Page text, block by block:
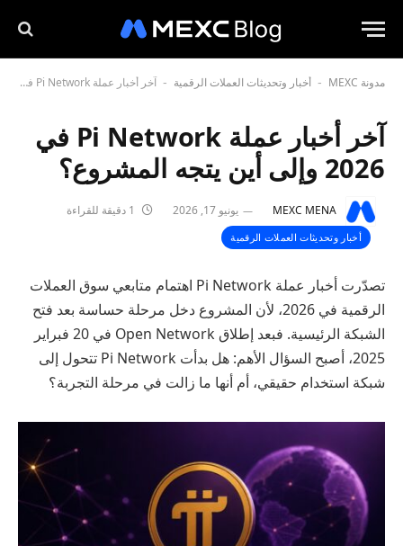
مدونة MEXC - أخبار وتحديثات العملات الرقمية - آخر أخبار عملة Pi Network في 2026 وإلى أين يتجه المشروع؟
آخر أخبار عملة Pi Network في
2026 وإلى أين يتجه المشروع؟
MEXC MENA يونيو 17, 2026
أخبار وتحديثات العملات الرقمية
تصدّرت أخبار عملة Pi Network اهتمام متابعي سوق العملات
الرقمية في 2026، لأن المشروع دخل مرحلة حساسة بعد فتح
الشبكة الرئيسية. فبعد إطلاق Open Network في 20 فبراير
2025، أصبح السؤال الأهم: هل بدأت Pi Network تتحول إلى
شبكة استخدام حقيقي، أم أنها ما زالت في مرحلة التجربة؟